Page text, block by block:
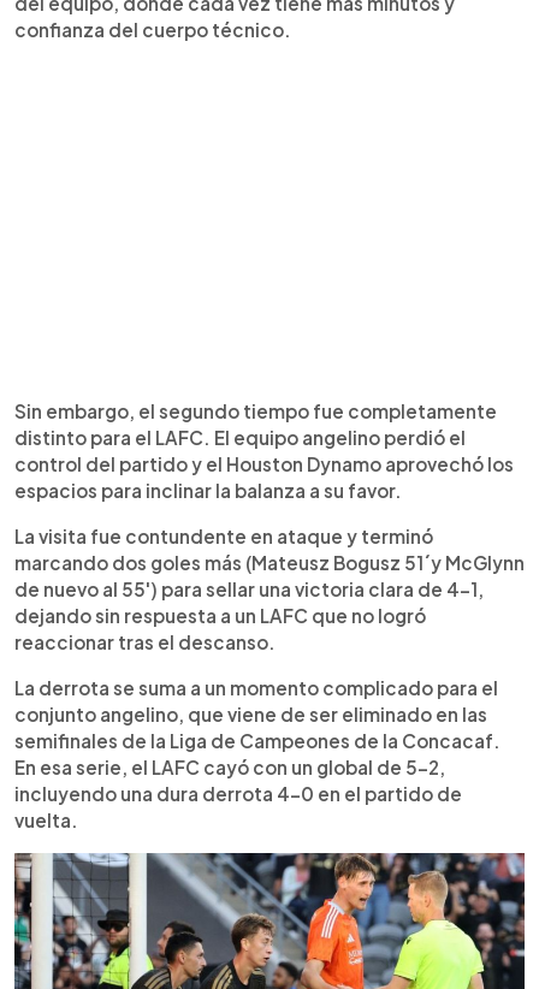
confianza del cuerpo técnico.
Sin embargo, el segundo tiempo fue completamente
distinto para el LAFC. El equipo angelino perdió el
control del partido y el Houston Dynamo aprovechó los
espacios para inclinar la balanza a su favor.
La visita fue contundente en ataque y terminó
marcando dos goles más (Mateusz Bogusz 51´y McGlynn
de nuevo al 55') para sellar una victoria clara de 4-1,
dejando sin respuesta a un LAFC que no logró
reaccionar tras el descanso.
La derrota se suma a un momento complicado para el
conjunto angelino, que viene de ser eliminado en las
semifinales de la Liga de Campeones de la Concacaf.
En esa serie, el LAFC cayó con un global de 5-2,
incluyendo una dura derrota 4-0 en el partido de
vuelta.